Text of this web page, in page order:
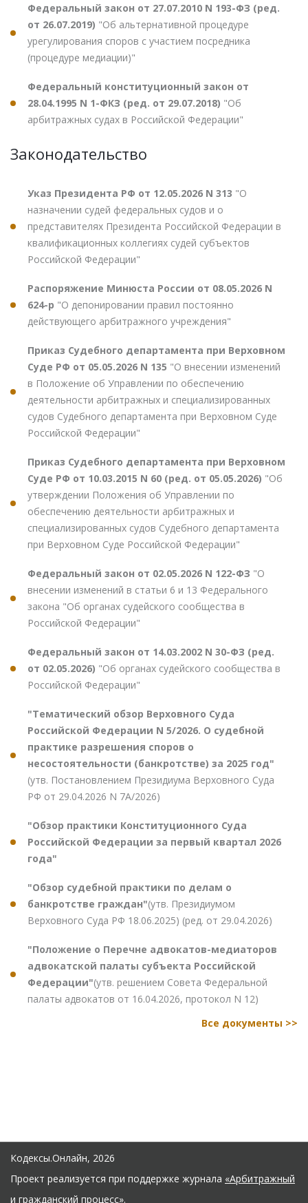
Федеральный закон от 27.07.2010 N 193-ФЗ (ред.
от 26.07.2019) "Об альтернативной процедуре
урегулирования споров с участием посредника
(процедуре медиации)"
Федеральный конституционный закон от
28.04.1995 N 1-ФКЗ (ред. от 29.07.2018) "Об
арбитражных судах в Российской Федерации"
Законодательство
Указ Президента РФ от 12.05.2026 N 313 "О
назначении судей федеральных судов и о
представителях Президента Российской Федерации в
квалификационных коллегиях судей субъектов
Российской Федерации"
Распоряжение Минюста России от 08.05.2026 N
624-р "О депонировании правил постоянно
действующего арбитражного учреждения"
Приказ Судебного департамента при Верховном
Суде РФ от 05.05.2026 N 135 "О внесении изменений
в Положение об Управлении по обеспечению
деятельности арбитражных и специализированных
судов Судебного департамента при Верховном Суде
Российской Федерации"
Приказ Судебного департамента при Верховном
Суде РФ от 10.03.2015 N 60 (ред. от 05.05.2026) "Об
утверждении Положения об Управлении по
обеспечению деятельности арбитражных и
специализированных судов Судебного департамента
при Верховном Суде Российской Федерации"
Федеральный закон от 02.05.2026 N 122-ФЗ "О
внесении изменений в статьи 6 и 13 Федерального
закона "Об органах судейского сообщества в
Российской Федерации"
Федеральный закон от 14.03.2002 N 30-ФЗ (ред.
от 02.05.2026) "Об органах судейского сообщества в
Российской Федерации"
"Тематический обзор Верховного Суда
Российской Федерации N 5/2026. О судебной
практике разрешения споров о
несостоятельности (банкротстве) за 2025 год"
(утв. Постановлением Президиума Верховного Суда
РФ от 29.04.2026 N 7А/2026)
"Обзор практики Конституционного Суда
Российской Федерации за первый квартал 2026
года"
"Обзор судебной практики по делам о
банкротстве граждан"(утв. Президиумом
Верховного Суда РФ 18.06.2025) (ред. от 29.04.2026)
"Положение о Перечне адвокатов-медиаторов
адвокатской палаты субъекта Российской
Федерации"(утв. решением Совета Федеральной
палаты адвокатов от 16.04.2026, протокол N 12)
Все документы >>
Кодексы.Онлайн, 2026
Проект реализуется при поддержке журнала «Арбитражный
и гражданский процесс».